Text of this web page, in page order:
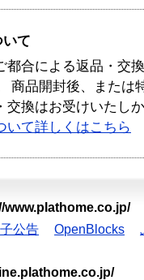
て
都合による返品・交
商品開封後、または
交換はお受けいたし
いて詳しくはこちら
www.plathome.co.jp/
公告 OpenBlocks